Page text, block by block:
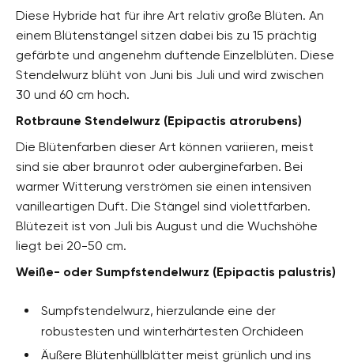
Diese Hybride hat für ihre Art relativ große Blüten. An
einem Blütenstängel sitzen dabei bis zu 15 prächtig
gefärbte und angenehm duftende Einzelblüten. Diese
Stendelwurz blüht von Juni bis Juli und wird zwischen
30 und 60 cm hoch.
Rotbraune Stendelwurz (Epipactis atrorubens)
Die Blütenfarben dieser Art können variieren, meist
sind sie aber braunrot oder auberginefarben. Bei
warmer Witterung verströmen sie einen intensiven
vanilleartigen Duft. Die Stängel sind violettfarben.
Blütezeit ist von Juli bis August und die Wuchshöhe
liegt bei 20-50 cm.
Weiße- oder Sumpfstendelwurz (Epipactis palustris)
Sumpfstendelwurz, hierzulande eine der
robustesten und winterhärtesten Orchideen
Äußere Blütenhüllblätter meist grünlich und ins